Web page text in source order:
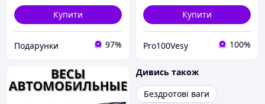
Купити
Подарунки 97%
Купити
Pro100Vesy 100%
Дивись також
Бездротові ваги